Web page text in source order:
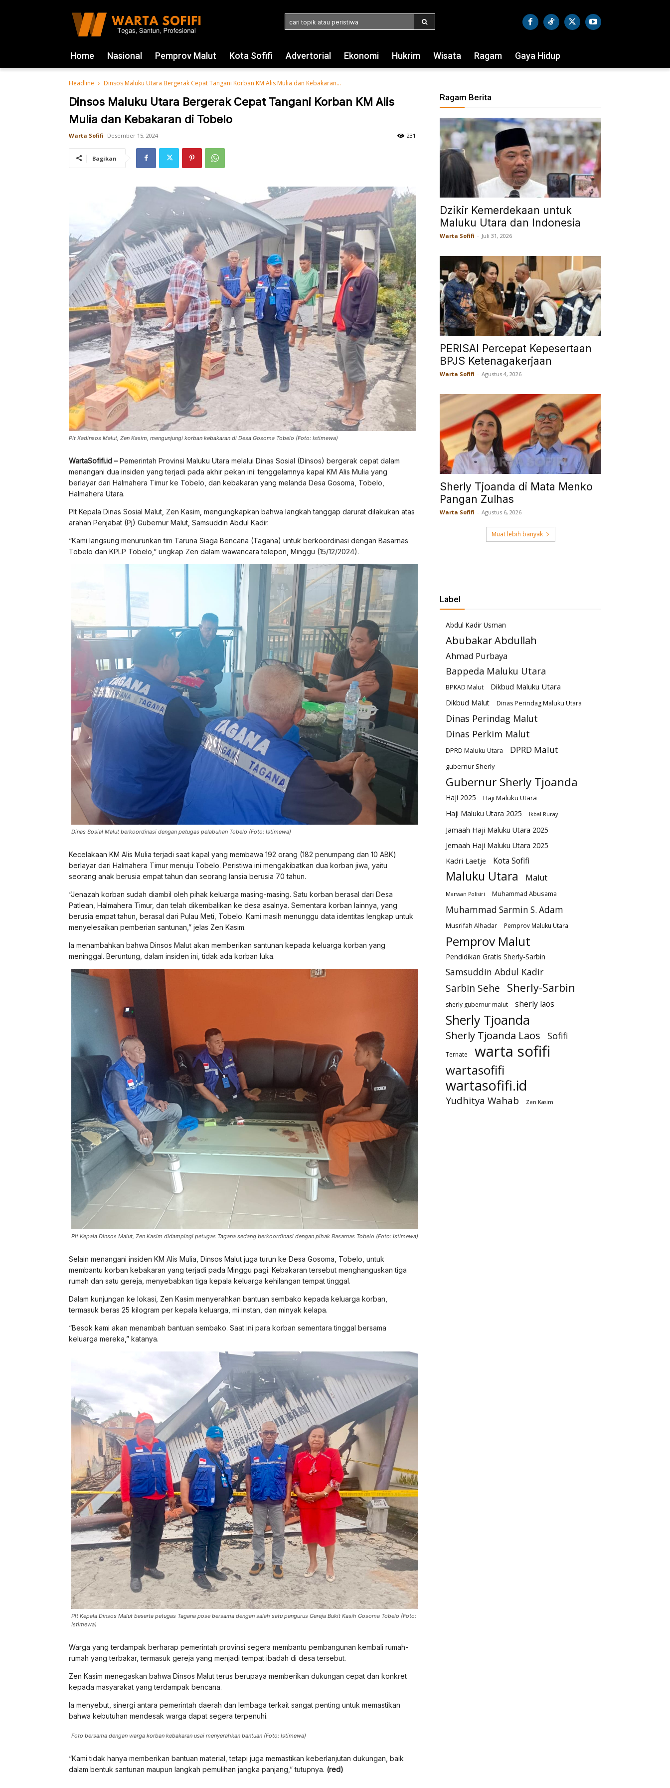
cari topik atau peristiwa
Home Nasional Pemprov Malut Kota Sofifi Advertorial Ekonomi Hukrim Wisata Ragam Gaya Hidup
Headline Dinsos Maluku Utara Bergerak Cepat Tangani Korban KM Alis Mulia dan Kebakaran...
Dinsos Maluku Utara Bergerak Cepat Tangani Korban KM Alis
Mulia dan Kebakaran di Tobelo
Warta Sofifi Desember 15, 2024 231
Bagikan
Plt Kadinsos Malut, Zen Kasim, mengunjungi korban kebakaran di Desa Gosoma Tobelo (Foto: Istimewa)
WartaSofifi.id –Pemerintah Provinsi Maluku Utara melalui Dinas Sosial (Dinsos) bergerak cepat dalam
menangani dua insiden yang terjadi pada akhir pekan ini: tenggelamnya kapal KM Alis Mulia yang
berlayar dari Halmahera Timur ke Tobelo, dan kebakaran yang melanda Desa Gosoma, Tobelo,
Halmahera Utara.
Plt Kepala Dinas Sosial Malut, Zen Kasim, mengungkapkan bahwa langkah tanggap darurat dilakukan atas
arahan Penjabat (Pj) Gubernur Malut, Samsuddin Abdul Kadir.
“Kami langsung menurunkan tim Taruna Siaga Bencana (Tagana) untuk berkoordinasi dengan Basarnas
Tobelo dan KPLP Tobelo,” ungkap Zen dalam wawancara telepon, Minggu (15/12/2024).
Dinas Sosial Malut berkoordinasi dengan petugas pelabuhan Tobelo (Foto: Istimewa)
Kecelakaan KM Alis Mulia terjadi saat kapal yang membawa 192 orang (182 penumpang dan 10 ABK)
berlayar dari Halmahera Timur menuju Tobelo. Peristiwa ini mengakibatkan dua korban jiwa, yaitu
seorang anak berusia empat tahun dan seorang lansia berusia 70 tahun.
“Jenazah korban sudah diambil oleh pihak keluarga masing-masing. Satu korban berasal dari Desa
Patlean, Halmahera Timur, dan telah dikembalikan ke desa asalnya. Sementara korban lainnya, yang
berusia empat tahun, berasal dari Pulau Meti, Tobelo. Kami masih menunggu data identitas lengkap untuk
menyelesaikan pemberian santunan,” jelas Zen Kasim.
Ia menambahkan bahwa Dinsos Malut akan memberikan santunan kepada keluarga korban yang
meninggal. Beruntung, dalam insiden ini, tidak ada korban luka.
Plt Kepala Dinsos Malut, Zen Kasim didampingi petugas Tagana sedang berkoordinasi dengan pihak Basarnas Tobelo (Foto: Istimewa)
Selain menangani insiden KM Alis Mulia, Dinsos Malut juga turun ke Desa Gosoma, Tobelo, untuk
membantu korban kebakaran yang terjadi pada Minggu pagi. Kebakaran tersebut menghanguskan tiga
rumah dan satu gereja, menyebabkan tiga kepala keluarga kehilangan tempat tinggal.
Dalam kunjungan ke lokasi, Zen Kasim menyerahkan bantuan sembako kepada keluarga korban,
termasuk beras 25 kilogram per kepala keluarga, mi instan, dan minyak kelapa.
“Besok kami akan menambah bantuan sembako. Saat ini para korban sementara tinggal bersama
keluarga mereka,” katanya.
Plt Kepala Dinsos Malut beserta petugas Tagana pose bersama dengan salah satu pengurus Gereja Bukit Kasih Gosoma Tobelo (Foto:
Istimewa)
Warga yang terdampak berharap pemerintah provinsi segera membantu pembangunan kembali rumah-
rumah yang terbakar, termasuk gereja yang menjadi tempat ibadah di desa tersebut.
Zen Kasim menegaskan bahwa Dinsos Malut terus berupaya memberikan dukungan cepat dan konkret
kepada masyarakat yang terdampak bencana.
Ia menyebut, sinergi antara pemerintah daerah dan lembaga terkait sangat penting untuk memastikan
bahwa kebutuhan mendesak warga dapat segera terpenuhi.
Foto bersama dengan warga korban kebakaran usai menyerahkan bantuan (Foto: Istimewa)
“Kami tidak hanya memberikan bantuan material, tetapi juga memastikan keberlanjutan dukungan, baik
dalam bentuk santunan maupun langkah pemulihan jangka panjang,” tutupnya. (red)
Ragam Berita
Dzikir Kemerdekaan untuk
Maluku Utara dan Indonesia
Warta Sofifi - Juli 31, 2026
PERISAI Percepat Kepesertaan
BPJS Ketenagakerjaan
Warta Sofifi - Agustus 4, 2026
Sherly Tjoanda di Mata Menko
Pangan Zulhas
Warta Sofifi - Agustus 6, 2026
Muat lebih banyak
Label
Abdul Kadir Usman
Abubakar Abdullah
Ahmad Purbaya
Bappeda Maluku Utara
BPKAD Malut Dikbud Maluku Utara
Dikbud Malut Dinas Perindag Maluku Utara
Dinas Perindag Malut
Dinas Perkim Malut
DPRD Maluku Utara DPRD Malut
gubernur Sherly
Gubernur Sherly Tjoanda
Haji 2025 Haji Maluku Utara
Haji Maluku Utara 2025 Ikbal Ruray
Jamaah Haji Maluku Utara 2025
Jemaah Haji Maluku Utara 2025
Kadri Laetje Kota Sofifi
Maluku Utara Malut
Marwan Polisiri Muhammad Abusama
Muhammad Sarmin S. Adam
Musrifah Alhadar Pemprov Maluku Utara
Pemprov Malut
Pendidikan Gratis Sherly-Sarbin
Samsuddin Abdul Kadir
Sarbin Sehe Sherly-Sarbin
sherly gubernur malut sherly laos
Sherly Tjoanda
Sherly Tjoanda Laos Sofifi
Ternate warta sofifi
wartasofifi
wartasofifi.id
Yudhitya Wahab Zen Kasim